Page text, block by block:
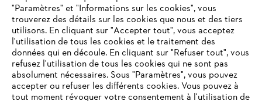
VOTRE NAVIGATEUR INTERNET
N'EST PLUS PRIS EN CHARGE
Vous utilisez un navigateur Internet que nous ne prenons plus
en charge, et certaines fonctionnalités de notre site ne
peuvent fonctionner correctement. Pour une utilisation
"Paramètres" et "Informations sur les cookies", vous
trouverez des détails sur les cookies que nous et des tiers
utilisons. En cliquant sur "Accepter tout", vous acceptez
l'utilisation de tous les cookies et le traitement des
données qui en découle. En cliquant sur "Refuser tout", vous
refusez l'utilisation de tous les cookies qui ne sont pas
absolument nécessaires. Sous "Paramètres", vous pouvez
accepter ou refuser les différents cookies. Vous pouvez à
tout moment révoquer votre consentement à l'utilisation de